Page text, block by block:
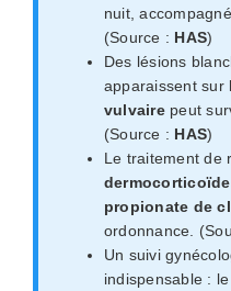
nuit,
(Source : HAS)
Des lésions
apparaissent sur
vulvairepeut
(Source : HAS)
Le traitement de
propionate de
ordonnance.
Un suivi
indispensable :